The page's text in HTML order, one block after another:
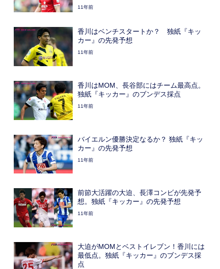
11年前
香川はベンチスタートか？ 独紙『キッ
カー』の先発予想
11年前
香川はMOM、長谷部にはチーム最高点。
独紙『キッカー』のブンデス採点
11年前
バイエルン優勝決定なるか？ 独紙『キッ
カー』の先発予想
11年前
前節大活躍の大迫、長澤コンビが先発予
想。独紙『キッカー』の先発予想
11年前
大迫がMOMとベストイレブン！香川には
最低点。独紙『キッカー』のブンデス採
点